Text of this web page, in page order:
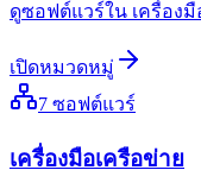
ดูซอฟต์แวร์ใน เครื่องมื
เปิดหมวดหมู่
7 ซอฟต์แวร์
เครื่องมือเครือข่าย